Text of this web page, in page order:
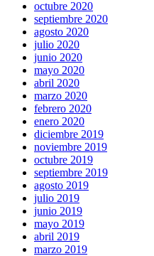
octubre 2020
septiembre 2020
agosto 2020
julio 2020
junio 2020
mayo 2020
abril 2020
marzo 2020
febrero 2020
enero 2020
diciembre 2019
noviembre 2019
octubre 2019
septiembre 2019
agosto 2019
julio 2019
junio 2019
mayo 2019
abril 2019
marzo 2019